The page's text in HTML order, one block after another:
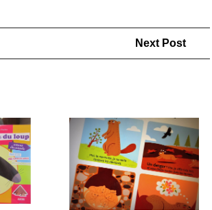
Next Post